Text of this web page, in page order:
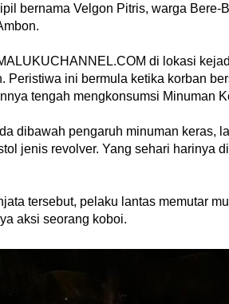
bernama Velgon Pitris, warga Bere-
di lokasi
Peristiwa ini bermula ketika korban
tengah mengkonsumsi Minuman
dibawah pengaruh minuman keras,
jenis revolver. Yang sehari harinya
tersebut, pelaku lantas memutar
aksi seorang koboi.